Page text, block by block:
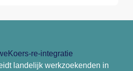
landelijk werkzoekenden in